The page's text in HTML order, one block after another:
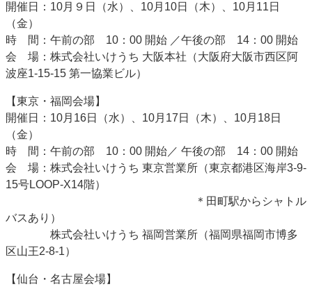
開催日：10月９日（水）、10月10日（木）、10月11日
（金）
時 間：午前の部 10：00 開始 ／午後の部 14：00 開始
​​会 場：株式会社いけうち 大阪本社（大阪府大阪市西区阿
波座1-15-15 第一協業ビル）
【東京・福岡会場】
開催日：10月16日（水）、10月17日（木）、10月18日
（金）
​​時 間：午前の部 10：00 開始／ 午後の部 14：00 開始
会 場：株式会社いけうち 東京営業所（東京都港区海岸3-9-
15号LOOP-X14階）
＊田町駅からシャトル
バスあり）
株式会社いけうち 福岡営業所（福岡県福岡市博多
区山王2-8-1）
【仙台・名古屋会場】